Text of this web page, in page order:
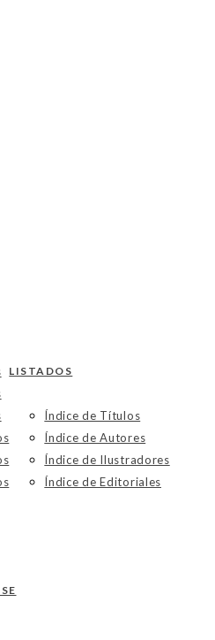
LISTADOS
Índice de Títulos
Índice de Autores
Índice de Ilustradores
Índice de Editoriales